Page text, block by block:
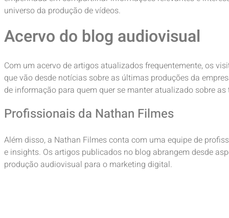
universo da produção de vídeos.
Acervo do blog audiovisual
Com um acervo de artigos atualizados frequentemente, os
que vão desde notícias sobre as últimas produções da
de informação para quem quer se manter atualizado sobre
Profissionais da Nathan Filmes
Além disso, a Nathan Filmes conta com uma equipe de
e insights. Os artigos publicados no blog abrangem desde
produção audiovisual para o marketing digital.